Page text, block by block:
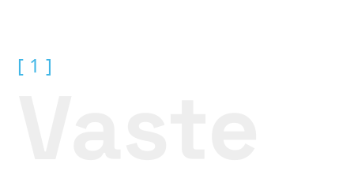
[ 1 ]